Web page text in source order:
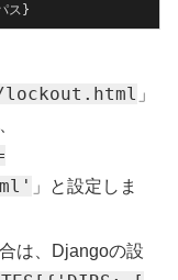
ス}
」
」と設定しま
は、Djangoの設